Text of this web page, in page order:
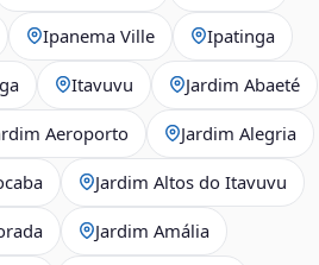
Ipanema Ville Ipatinga
Itavuvu Jardim Abaeté
Aeroporto Jardim Alegria
Jardim Altos do Itavuvu
Jardim Amália